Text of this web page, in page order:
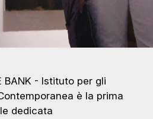
BANK - Istituto per gli
è la prima
dedicata